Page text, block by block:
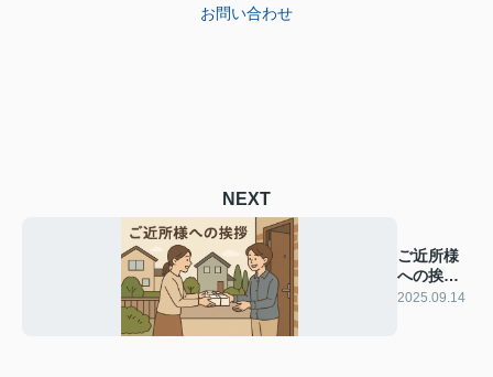
お問い合わせ
NEXT
ご近所様
への挨拶
のタイミ
2025.09.14